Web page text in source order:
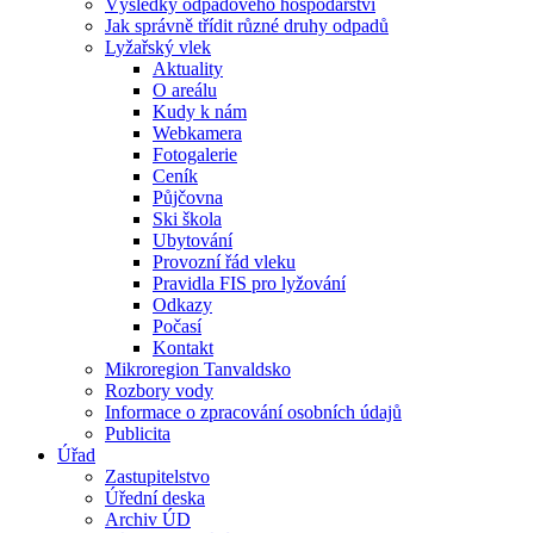
Výsledky odpadového hospodářství
Jak správně třídit různé druhy odpadů
Lyžařský vlek
Aktuality
O areálu
Kudy k nám
Webkamera
Fotogalerie
Ceník
Půjčovna
Ski škola
Ubytování
Provozní řád vleku
Pravidla FIS pro lyžování
Odkazy
Počasí
Kontakt
Mikroregion Tanvaldsko
Rozbory vody
Informace o zpracování osobních údajů
Publicita
Úřad
Zastupitelstvo
Úřední deska
Archiv ÚD